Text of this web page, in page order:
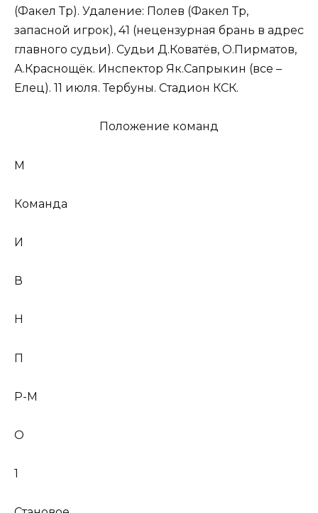
(Факел Тр). Удаление: Полев (Факел Тр,
запасной игрок), 41 (нецензурная брань в адрес
главного судьи). Судьи Д.Коватёв, О.Пирматов,
А.Краснощёк. Инспектор Як.Сапрыкин (все –
Елец). 11 июля. Тербуны. Стадион КСК.
Положение команд
М
Команда
И
В
Н
П
Р-М
О
1